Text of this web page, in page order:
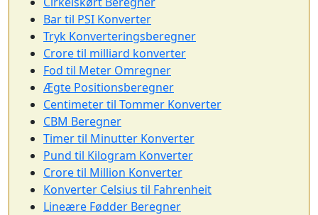
Bar til PSI Konverter
Tryk Konverteringsberegner
Crore til milliard konverter
Fod til Meter Omregner
Ægte Positionsberegner
Centimeter til Tommer Konverter
CBM Beregner
Timer til Minutter Konverter
Pund til Kilogram Konverter
Crore til Million Konverter
Konverter Celsius til Fahrenheit
Lineære Fødder Beregner